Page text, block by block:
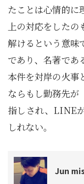
たことは心情的に
上の対応をした
解けるという意味
であり、名著であ
本件を対岸の火事
ならもし勤務先が
指しされ、LINE
しれない。
Jun